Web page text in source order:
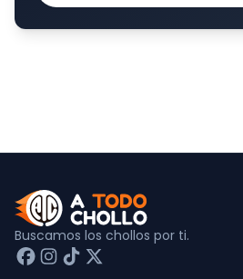
Buscamos los chollos por ti.